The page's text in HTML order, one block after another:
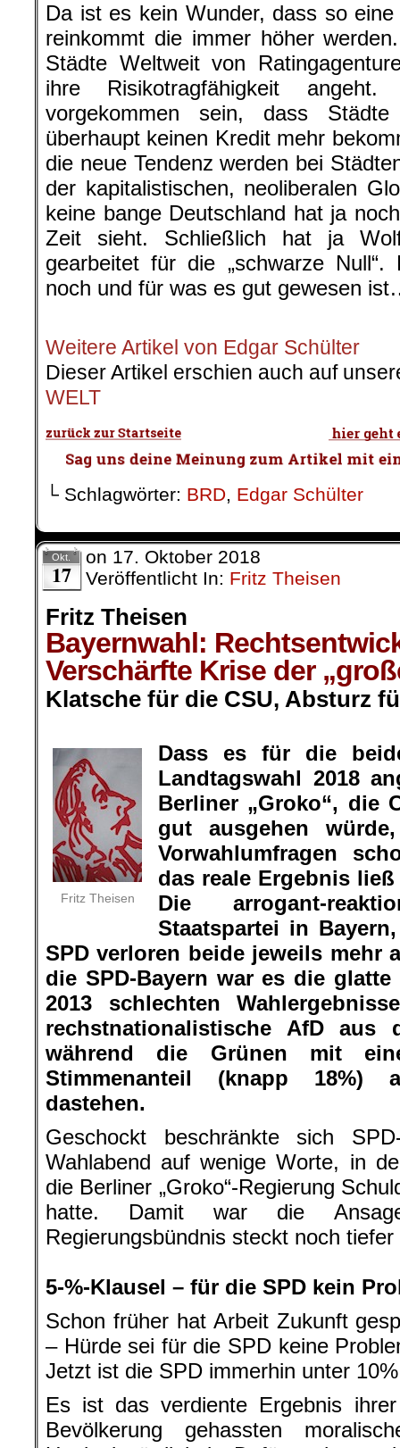
Da ist es kein Wunder, dass so
reinkommt die immer höher
Städte Weltweit von
ihre Risikotragfähigkeit
vorgekommen sein, dass
überhaupt keinen Kredit mehr
die neue Tendenz werden bei
der kapitalistischen, neoliberalen
keine bange Deutschland hat ja
Zeit sieht. Schließlich hat ja
gearbeitet für die „schwarze
noch und für was es gut gewesen
Weitere Artikel von Edgar Schülter
Dieser Artikel erschien auch auf
WELT
└ Schlagwörter: BRD, Edgar Schülter
Okt.
17
on 17. Oktober 2018
Veröffentlicht In: Fritz Theisen
Fritz Theisen
Bayernwahl:
Verschärfte Krise der
Klatsche für die CSU, Absturz
Fritz Theisen
Dass es für die
Landtagswahl 2018
Berliner „Groko“, die
gut ausgehen
Vorwahlumfragen
das reale Ergebnis
Die arrogant-
Staatspartei in
SPD verloren beide jeweils mehr
die SPD-Bayern war es die
2013 schlechten
rechstnationalistische AfD
während die Grünen mit
Stimmenanteil (knapp 18%)
dastehen.
Geschockt beschränkte sich
Wahlabend auf wenige Worte, in
die Berliner „Groko“-Regierung
hatte. Damit war die
Regierungsbündnis steckt noch
5-%-Klausel – für die SPD kein
Schon früher hat Arbeit Zukunft
– Hürde sei für die SPD keine
Jetzt ist die SPD immerhin unter
Es ist das verdiente Ergebnis
Bevölkerung gehassten